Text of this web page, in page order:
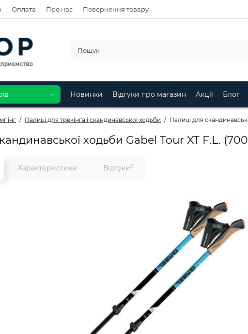
Оплата Про нас Повернення товару
Новинки Відгуки про магазин Акції Блог
Палиці для трекінга і скандинавської ходьби Палиці для
ходьби Gabel Tour XT F.L.
Характеристики Відгуки0